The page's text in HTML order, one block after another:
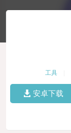
工具
安卓下载